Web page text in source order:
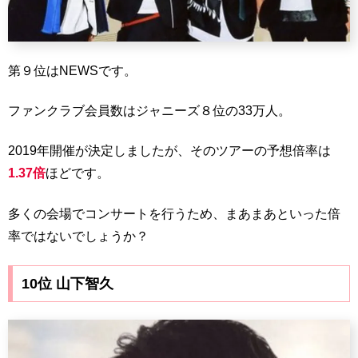
第９位はNEWSです。
ファンクラブ会員数はジャニーズ８位の33万人。
2019年開催が決定しましたが、そのツアーの予想倍率は
1.37倍ほどです。
多くの会場でコンサートを行うため、まあまあといった倍
率ではないでしょうか？
10位 山下智久